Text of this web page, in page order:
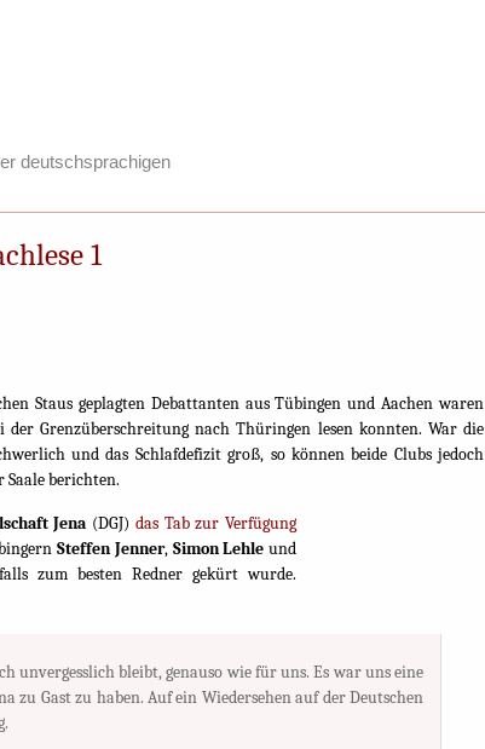
deutschsprachigen
1
Staus geplagten Debattanten aus Tübingen und Aachen waren
Grenzüberschreitung nach Thüringen lesen konnten. War die
und das Schlafdefizit groß, so können beide Clubs jedoch
Saale berichten.
Jena (DGJ) das Tab zur Verfügung
Steffen Jenner, Simon Lehle und
zum besten Redner gekürt wurde.
unvergesslich bleibt, genauso wie für uns. Es war uns eine
zu Gast zu haben. Auf ein Wiedersehen auf der Deutschen